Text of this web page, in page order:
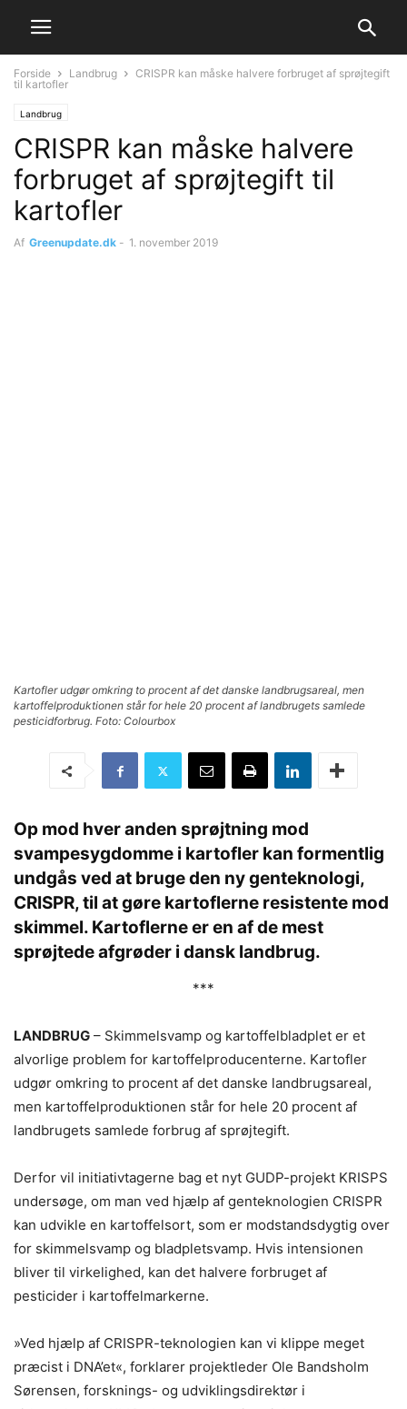
Forside Landbrug
CRISPR kan måske halvere forbruget af sprøjtegift
til kartofler
Landbrug
CRISPR kan måske halvere
forbruget af sprøjtegift til
kartofler
Af Greenupdate.dk - 1. november 2019
Kartofler udgør omkring to procent af det danske landbrugsareal, men
kartoffelproduktionen står for hele 20 procent af landbrugets samlede
pesticidforbrug. Foto: Colourbox
Op mod hver anden sprøjtning mod
svampesygdomme i kartofler kan formentlig
undgås ved at bruge den ny genteknologi,
CRISPR, til at gøre kartoflerne resistente mod
skimmel. Kartoflerne er en af de mest
sprøjtede afgrøder i dansk landbrug.
***
LANDBRUG – Skimmelsvamp og kartoffelbladplet er et
alvorlige problem for kartoffelproducenterne. Kartofler
udgør omkring to procent af det danske landbrugsareal,
men kartoffelproduktionen står for hele 20 procent af
landbrugets samlede forbrug af sprøjtegift.
Derfor vil initiativtagerne bag et nyt GUDP-projekt KRISPS
undersøge, om man ved hjælp af genteknologien CRISPR
kan udvikle en kartoffelsort, som er modstandsdygtig over
for skimmelsvamp og bladpletsvamp. Hvis intensionen
bliver til virkelighed, kan det halvere forbruget af
pesticider i kartoffelmarkerne.
»Ved hjælp af CRISPR-teknologien kan vi klippe meget
præcist i DNA’et«, forklarer projektleder Ole Bandsholm
Sørensen, forsknings- og udviklingsdirektør i